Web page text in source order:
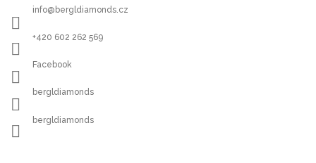
info@ bergldiamonds.cz
+420 602 262 569
Facebook
bergldiamonds
bergldiamonds